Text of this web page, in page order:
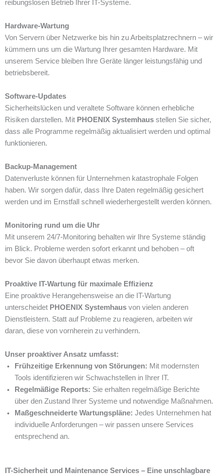
reibungslosen Betrieb Ihrer IT-Systeme.
Hardware-Wartung
Von Servern über Netzwerke bis hin zu Arbeitsplatzrechnern – wir
kümmern uns um die Wartung Ihrer gesamten Hardware. Mit
unserem Service bleiben Ihre Geräte länger leistungsfähig und
betriebsbereit.
Software-Updates
Sicherheitslücken und veraltete Software können erhebliche
Risiken darstellen. Mit PHOENIX Systemhaus stellen Sie sicher,
dass alle Programme regelmäßig aktualisiert werden und optimal
funktionieren.
Backup-Management
Datenverluste können für Unternehmen katastrophale Folgen
haben. Wir sorgen dafür, dass Ihre Daten regelmäßig gesichert
werden und im Ernstfall schnell wiederhergestellt werden können.
Monitoring rund um die Uhr
Mit unserem 24/7-Monitoring behalten wir Ihre Systeme ständig
im Blick. Probleme werden sofort erkannt und behoben – oft
bevor Sie davon überhaupt etwas merken.
Proaktive IT-Wartung für maximale Effizienz
Eine proaktive Herangehensweise an die IT-Wartung
unterscheidet PHOENIX Systemhaus von vielen anderen
Dienstleistern. Statt auf Probleme zu reagieren, arbeiten wir
daran, diese von vornherein zu verhindern.
Unser proaktiver Ansatz umfasst:
Frühzeitige Erkennung von Störungen: Mit modernsten
Tools identifizieren wir Schwachstellen in Ihrer IT.
Regelmäßige Reports: Sie erhalten regelmäßige Berichte
über den Zustand Ihrer Systeme und notwendige Maßnahmen.
Maßgeschneiderte Wartungspläne: Jedes Unternehmen hat
individuelle Anforderungen – wir passen unsere Services
entsprechend an.
IT-Sicherheit und Maintenance Services – Eine unschlagbare